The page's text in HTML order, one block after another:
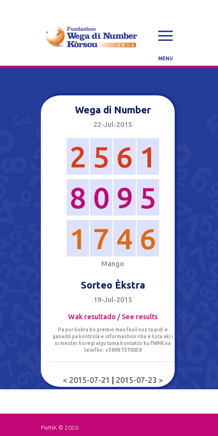
Wega di Number
22-Jul-2015
2 5 6 1
8 0 9 5
1 7 4 6
Mango
Sorteo Èkstra
19-Jul-2015
Wak resultado / See results
Pa por kobra bo premio mas fásil nos ta pidi e
ganadó pa kontrolá e informashon riba e lista aki i
si mester koregí algu tuma kontakto ku FWNK na
telefòn: +5999 7370059
< 2015-07-21 2015-07-23 >
FWNK © 2020